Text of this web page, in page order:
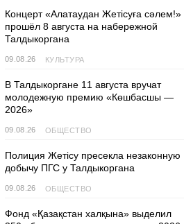
Концерт «Алатаудан Жетісуға сәлем!»
прошёл 8 августа на набережной
Талдыкоргана
09.08.26 КУЛЬТУРА
В Талдыкоргане 11 августа вручат
молодежную премию «Көшбасшы —
2026»
09.08.26 ОБЩЕСТВО
Полиция Жетісу пресекла незаконную
добычу ПГС у Талдыкоргана
09.08.26 ОБЩЕСТВО
Фонд «Қазақстан халқына» выделил